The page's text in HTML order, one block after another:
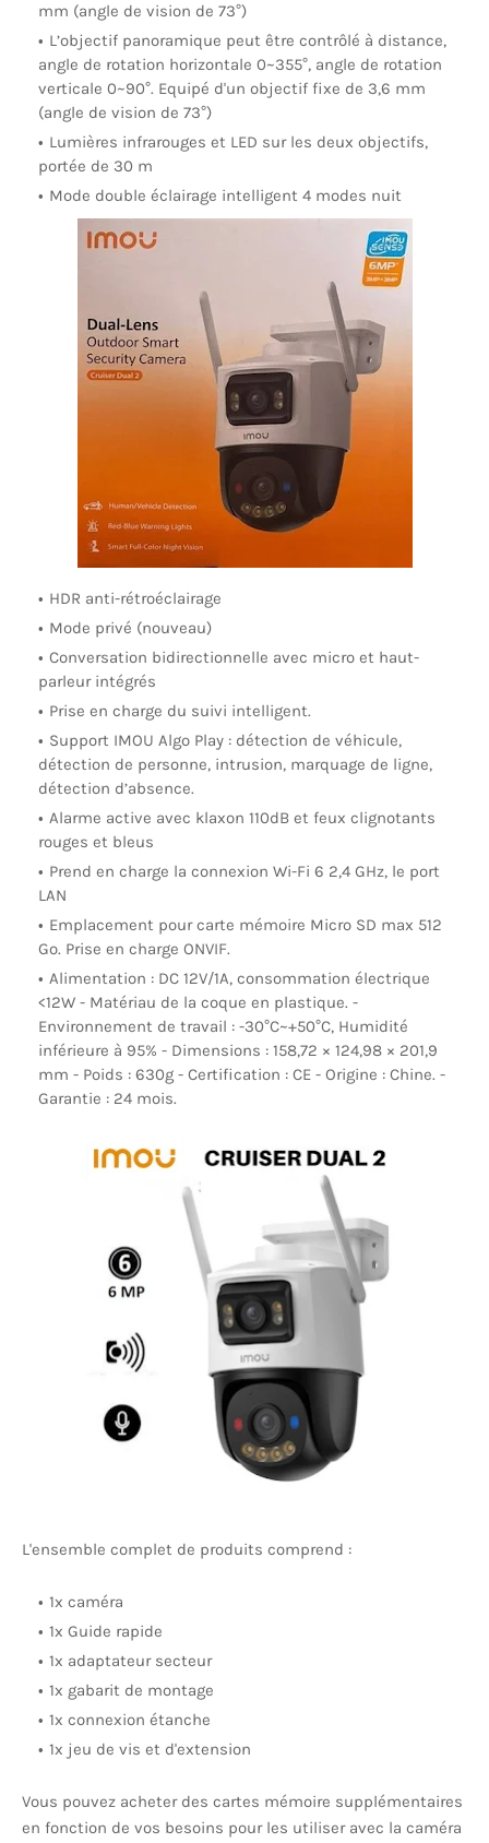
mm (angle de vision de 73°)
L’objectif panoramique peut être contrôlé à distance,
angle de rotation horizontale 0~355°, angle de rotation
verticale 0~90°. Equipé d'un objectif fixe de 3,6 mm
(angle de vision de 73°)
Lumières infrarouges et LED sur les deux objectifs,
portée de 30 m
Mode double éclairage intelligent 4 modes nuit
HDR anti-rétroéclairage
Mode privé (nouveau)
Conversation bidirectionnelle avec micro et haut-
parleur intégrés
Prise en charge du suivi intelligent.
Support IMOU Algo Play : détection de véhicule,
détection de personne, intrusion, marquage de ligne,
détection d’absence.
Alarme active avec klaxon 110dB et feux clignotants
rouges et bleus
Prend en charge la connexion Wi-Fi 6 2,4 GHz, le port
LAN
Emplacement pour carte mémoire Micro SD max 512
Go. Prise en charge ONVIF.
Alimentation : DC 12V/1A, consommation électrique
<12W - Matériau de la coque en plastique. -
Environnement de travail : -30°C~+50°C, Humidité
inférieure à 95% - Dimensions : 158,72 × 124,98 × 201,9
mm - Poids : 630g - Certification : CE - Origine : Chine. -
Garantie : 24 mois.
L'ensemble complet de produits comprend :
1x caméra
1x Guide rapide
1x adaptateur secteur
1x gabarit de montage
1x connexion étanche
1x jeu de vis et d'extension
Vous pouvez acheter des cartes mémoire supplémentaires
en fonction de vos besoins pour les utiliser avec la caméra